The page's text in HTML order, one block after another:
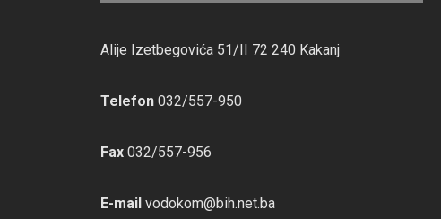
Alije Izetbegovića 51/II 72 240 Kakanj
Telefon 032/557-950
Fax 032/557-956
E-mail vodokom@bih.net.ba